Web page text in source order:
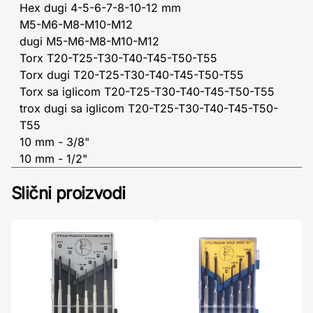
Hex dugi 4-5-6-7-8-10-12 mm
M5-M6-M8-M10-M12
dugi M5-M6-M8-M10-M12
Torx T20-T25-T30-T40-T45-T50-T55
Torx dugi T20-T25-T30-T40-T45-T50-T55
Torx sa iglicom T20-T25-T30-T40-T45-T50-T55
trox dugi sa iglicom T20-T25-T30-T40-T45-T50-
T55
10 mm - 3/8"
10 mm - 1/2"
Slični proizvodi